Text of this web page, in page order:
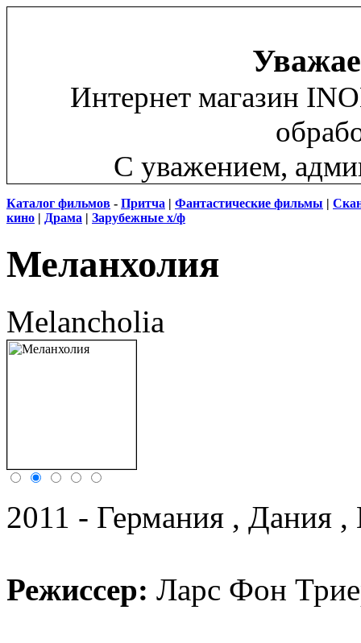
Интернет магазин
С уважением,
Каталог фильмов - Притча | Фантастические фильмы |
кино | Драма | Зарубежные х/ф
Меланхолия
Melancholia
2011 - Германия , Дания
Режиссер: Ларс Фон